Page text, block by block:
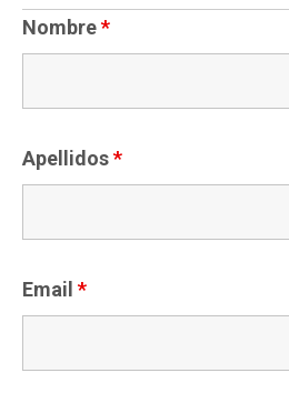
Nombre*
Apellidos*
Email *